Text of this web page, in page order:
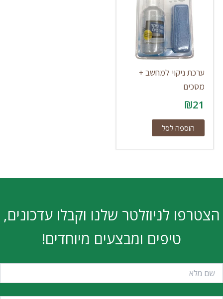
ערכת ניקוי למחשב +
מסכים
₪21
הוספה לסל
הצטרפו לניוזלטר שלנו וקבלו עדכונים,
טיפים ומבצעים מיוחדים!